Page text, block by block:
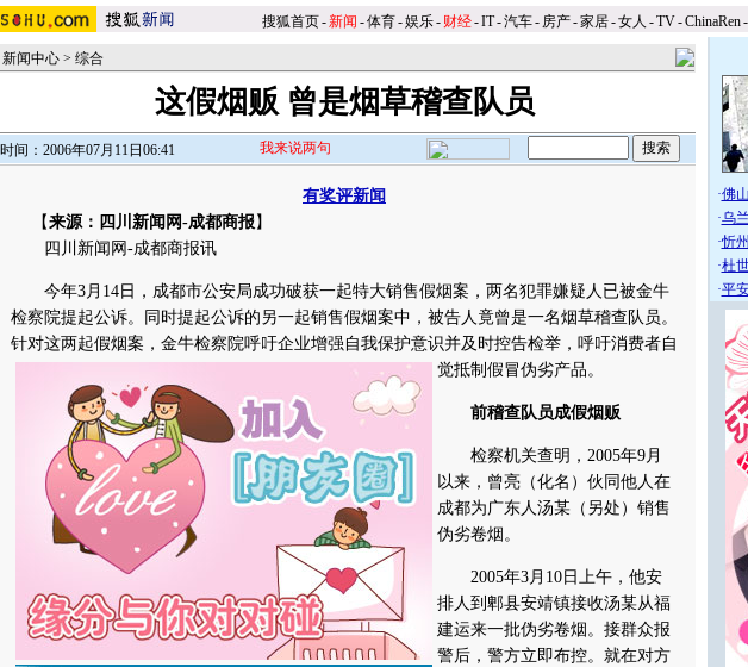
搜狐首页-新闻 -体育-娱乐- 财经-IT-汽车- 房产-家居-女人 -TV-ChinaRen-
新闻中心 > 综合
这假烟贩 曾是烟草稽查队员
时间：2006年07月11日06:41 我来说两句
有奖评新闻
【来源：四川新闻网-成都商报】
四川新闻网-成都商报讯
今年3月14日，成都市公安局成功破获一起特大销售假烟案，两名犯罪嫌疑人已被金牛
检察院提起公诉。同时提起公诉的另一起销售假烟案中，被告人竟曾是一名烟草稽查队员。
针对这两起假烟案，金牛检察院呼吁企业增强自我保护意识并及时控告检举，呼吁消费者自
觉抵制假冒伪劣产品。
前稽查队员成假烟贩
检察机关查明，2005年9月
以来，曾亮（化名）伙同他人在
成都为广东人汤某（另处）销售
伪劣卷烟。
2005年3月10日上午，他安
排人到郫县安靖镇接收汤某从福
建运来一批伪劣卷烟。接群众报
警后，警方立即布控。就在对方
·佛
·乌
·忻
·杜
·平